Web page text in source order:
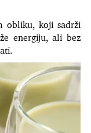
obliku, koji sadrži
energiju, ali bez